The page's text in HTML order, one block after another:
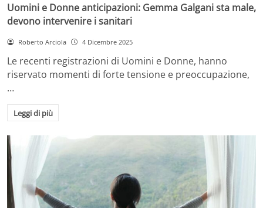
Uomini e Donne anticipazioni: Gemma Galgani sta male,
devono intervenire i sanitari
Roberto Arciola 4 Dicembre 2025
Le recenti registrazioni di Uomini e Donne, hanno
riservato momenti di forte tensione e preoccupazione,
…
Leggi di più